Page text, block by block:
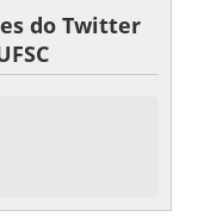
do Twitter